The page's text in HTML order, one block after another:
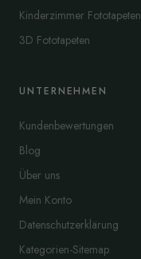
Kinderzimmer Fototapeten
3D Fototapeten
UNTERNEHMEN
Kundenbewertungen
Blog
Über uns
Mein Konto
Datenschutzerklärung
Kategorien-Sitemap